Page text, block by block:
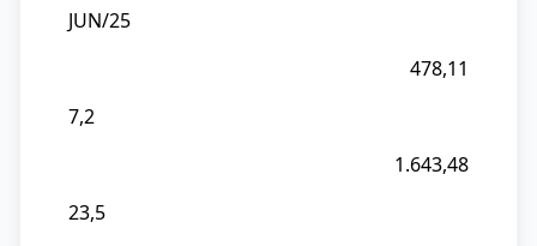
JUN/25
478,11
7,2
1.643,48
23,5